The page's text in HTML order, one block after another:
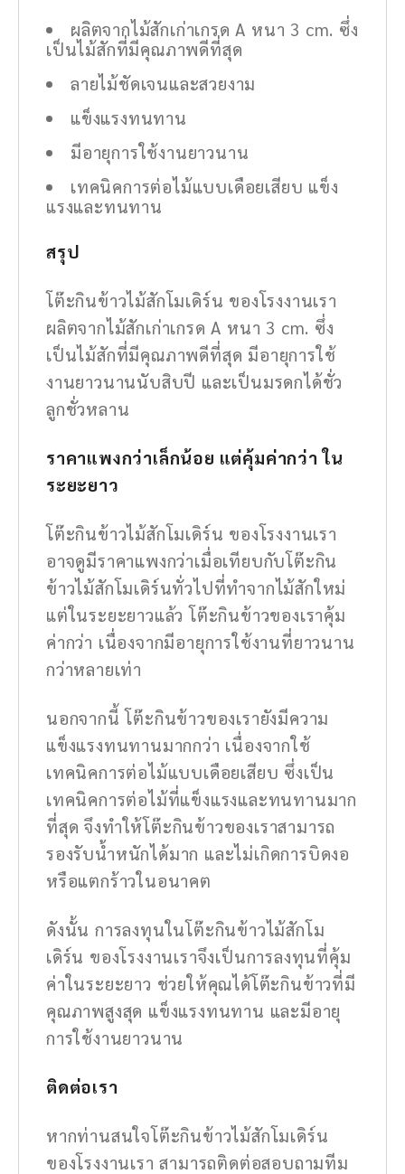
ผลิตจากไม้สักเก่าเกรด A หนา 3 cm. ซึ่ง
เป็นไม้สักที่มีคุณภาพดีที่สุด
ลายไม้ชัดเจนและสวยงาม
แข็งแรงทนทาน
มีอายุการใช้งานยาวนาน
เทคนิคการต่อไม้แบบเดือยเสียบ แข็ง
แรงและทนทาน
สรุป
โต๊ะกินข้าวไม้สักโมเดิร์น ของโรงงานเรา
ผลิตจากไม้สักเก่าเกรด A หนา 3 cm. ซึ่ง
เป็นไม้สักที่มีคุณภาพดีที่สุด มีอายุการใช้
งานยาวนานนับสิบปี และเป็นมรดกได้ชั่ว
ลูกชั่วหลาน
ราคาแพงกว่าเล็กน้อย แต่คุ้มค่ากว่า ใน
ระยะยาว
โต๊ะกินข้าวไม้สักโมเดิร์น ของโรงงานเรา
อาจดูมีราคาแพงกว่าเมื่อเทียบกับโต๊ะกิน
ข้าวไม้สักโมเดิร์นทั่วไปที่ทำจากไม้สักใหม่
แต่ในระยะยาวแล้ว โต๊ะกินข้าวของเราคุ้ม
ค่ากว่า เนื่องจากมีอายุการใช้งานที่ยาวนาน
กว่าหลายเท่า
นอกจากนี้ โต๊ะกินข้าวของเรายังมีความ
แข็งแรงทนทานมากกว่า เนื่องจากใช้
เทคนิคการต่อไม้แบบเดือยเสียบ ซึ่งเป็น
เทคนิคการต่อไม้ที่แข็งแรงและทนทานมาก
ที่สุด จึงทำให้โต๊ะกินข้าวของเราสามารถ
รองรับน้ำหนักได้มาก และไม่เกิดการบิดงอ
หรือแตกร้าวในอนาคต
ดังนั้น การลงทุนในโต๊ะกินข้าวไม้สักโม
เดิร์น ของโรงงานเราจึงเป็นการลงทุนที่คุ้ม
ค่าในระยะยาว ช่วยให้คุณได้โต๊ะกินข้าวที่มี
คุณภาพสูงสุด แข็งแรงทนทาน และมีอายุ
การใช้งานยาวนาน
ติดต่อเรา
หากท่านสนใจโต๊ะกินข้าวไม้สักโมเดิร์น
ของโรงงานเรา สามารถติดต่อสอบถามทีม